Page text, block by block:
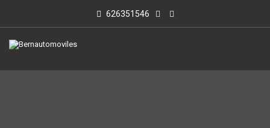
626351546